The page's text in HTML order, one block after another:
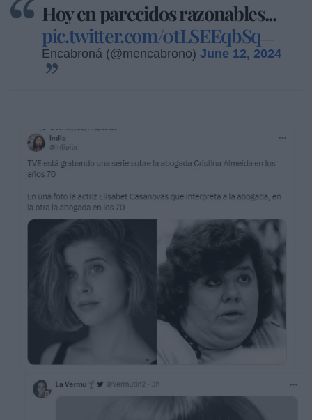
Hoy en parecidos razonables...
pic.twitter.com/0tLSEEqbSq—
Encabroná (@mencabrono) June 12, 2024